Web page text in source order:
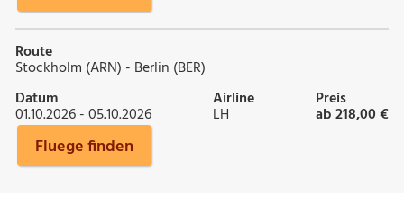
Route
Stockholm (ARN) - Berlin (BER)
Datum
01.10.2026 - 05.10.2026
Airline
LH
Preis
ab 218,00 €
Fluege finden